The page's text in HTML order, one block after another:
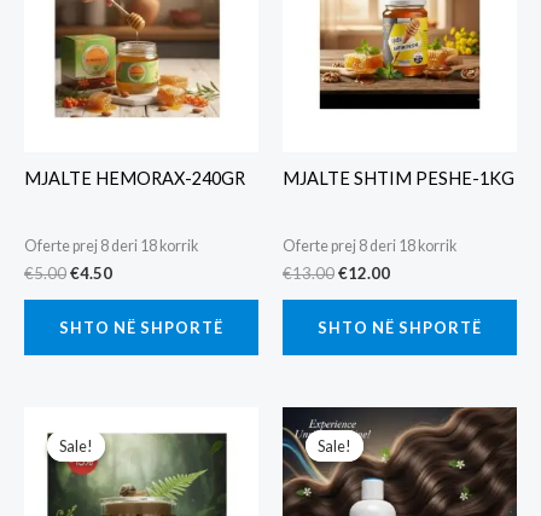
MJALTE HEMORAX-240GR
Oferte prej 8 deri 18 korrik
€5.00Original
€5.00.
€4.50Current
€4.50.
SHTO NË SHPORTË
MJALTE SHTIM PESHE-1KG
Oferte prej 8 deri 18 korrik
€13.00Original
€13.00.
€12.00Current
€12.00.
SHTO NË SHPORTË
Sale!
Sale! Sale!
Sale!